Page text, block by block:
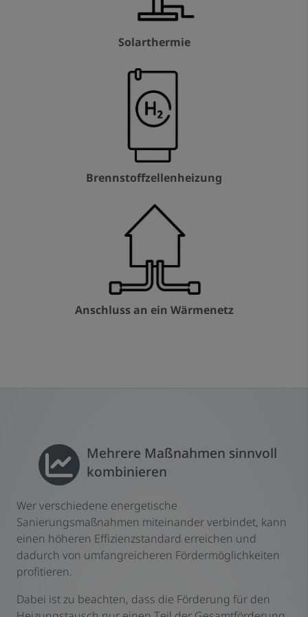
Solarthermie
Brennstoffzellenheizung
Anschluss an ein Wärmenetz
Mehrere Maßnahmen sinnvoll
kombinieren
Wer verschiedene energetische
Sanierungsmaßnahmen miteinander verbindet, kann
einen höheren Effizienzstandard erreichen und
dadurch von umfangreicheren Fördermöglichkeiten
profitieren.
Dabei ist zu beachten, dass die Förderung für den